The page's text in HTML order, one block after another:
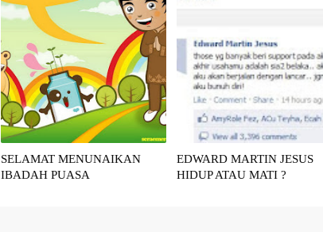
SELAMAT MENUNAIKAN
IBADAH PUASA
EDWARD MARTIN JESUS
HIDUP ATAU MATI ?